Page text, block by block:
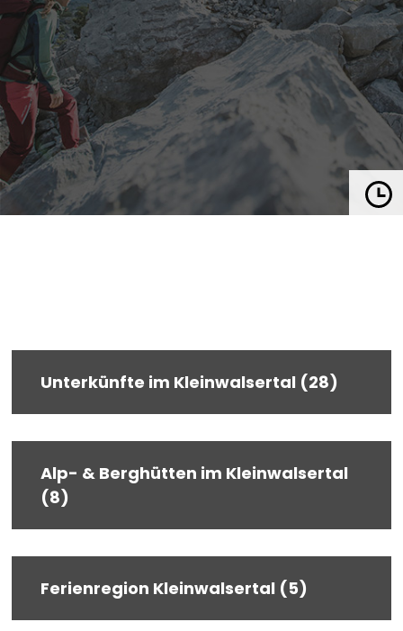
Unterkünfte im Kleinwalsertal (28)
Alp- & Berghütten im Kleinwalsertal
(8)
Ferienregion Kleinwalsertal (5)